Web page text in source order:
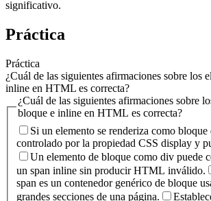
significativo.
Práctica
Práctica
¿Cuál de las siguientes afirmaciones sobre los
inline en HTML es correcta?
¿Cuál de las siguientes afirmaciones sobre
bloque e inline en HTML es correcta?
Si un elemento se renderiza como
controlado por la propiedad CSS display y
Un elemento de bloque como div puede
un span inline sin producir HTML inválido.
span es un contenedor genérico de bloque
grandes secciones de una página.